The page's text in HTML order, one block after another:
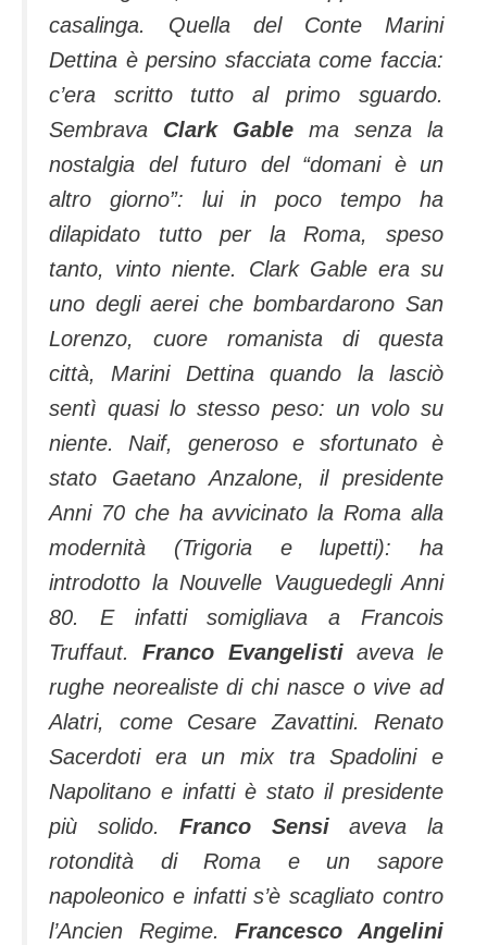
casalinga. Quella del Conte Marini
Dettina è persino sfacciata come faccia:
c’era scritto tutto al primo sguardo.
Sembrava Clark Gable ma senza la
nostalgia del futuro del “domani è un
altro giorno”: lui in poco tempo ha
dilapidato tutto per la Roma, speso
tanto, vinto niente. Clark Gable era su
uno degli aerei che bombardarono San
Lorenzo, cuore romanista di questa
città, Marini Dettina quando la lasciò
sentì quasi lo stesso peso: un volo su
niente. Naif, generoso e sfortunato è
stato Gaetano Anzalone, il presidente
Anni 70 che ha avvicinato la Roma alla
modernità (Trigoria e lupetti): ha
introdotto la Nouvelle Vauguedegli Anni
80. E infatti somigliava a Francois
Truffaut.Franco Evangelistiaveva le
rughe neorealiste di chi nasce o vive ad
Alatri, come Cesare Zavattini. Renato
Sacerdoti era un mix tra Spadolini e
Napolitano e infatti è stato il presidente
più solido.Franco Sensiaveva la
rotondità di Roma e un sapore
napoleonico e infatti s’è scagliato contro
l’Ancien Regime.Francesco Angelini